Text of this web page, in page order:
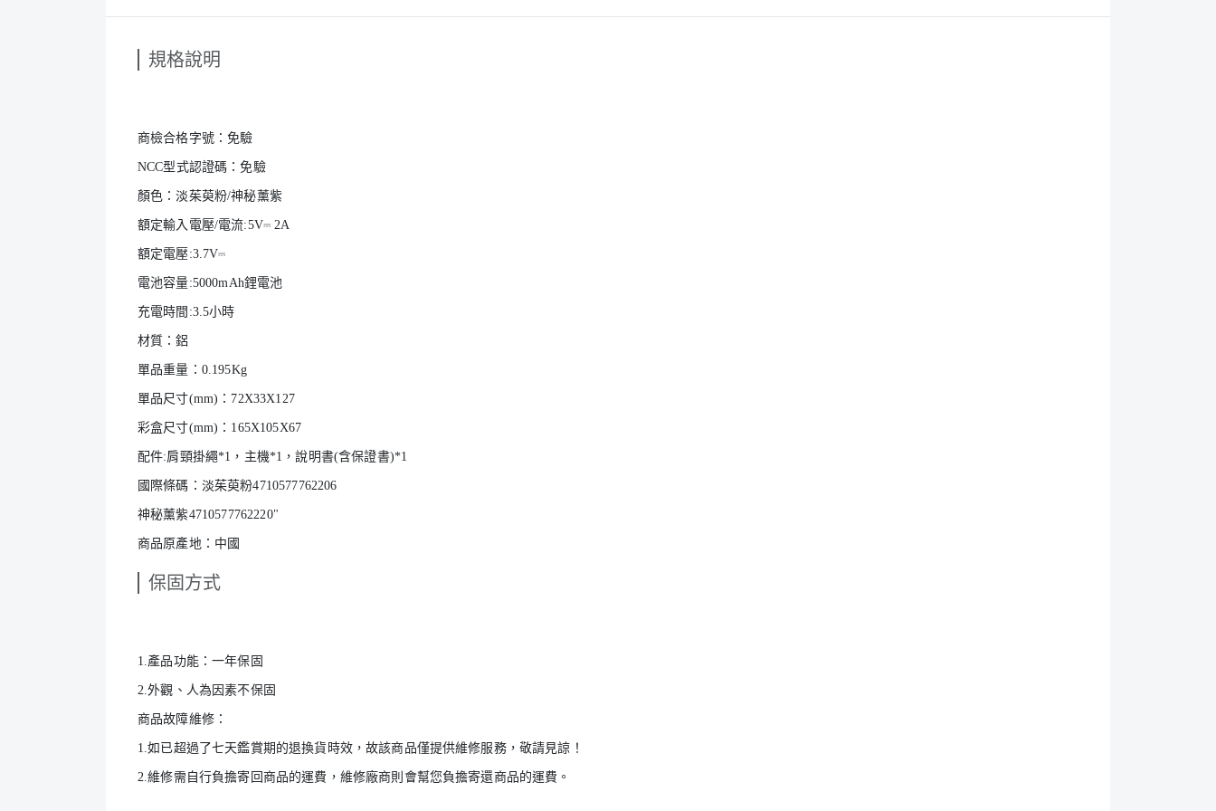
規格說明
商檢合格字號：免驗
NCC型式認證碼：免驗
顏色：淡茱萸粉/神秘薰紫
額定輸入電壓/電流:5V⎓ 2A
額定電壓:3.7V⎓
電池容量:5000mAh鋰電池
充電時間:3.5小時
材質：鋁
單品重量：0.195Kg
單品尺寸(mm)：72X33X127
彩盒尺寸(mm)：165X105X67
配件:肩頸掛繩*1，主機*1，說明書(含保證書)*1
國際條碼：淡茱萸粉4710577762206
神秘薰紫4710577762220"
商品原產地：中國
保固方式
1.產品功能：一年保固
2.外觀、人為因素不保固
商品故障維修：
1.如已超過了七天鑑賞期的退換貨時效，故該商品僅提供維修服務，敬請見諒！
2.維修需自行負擔寄回商品的運費，維修廠商則會幫您負擔寄還商品的運費。